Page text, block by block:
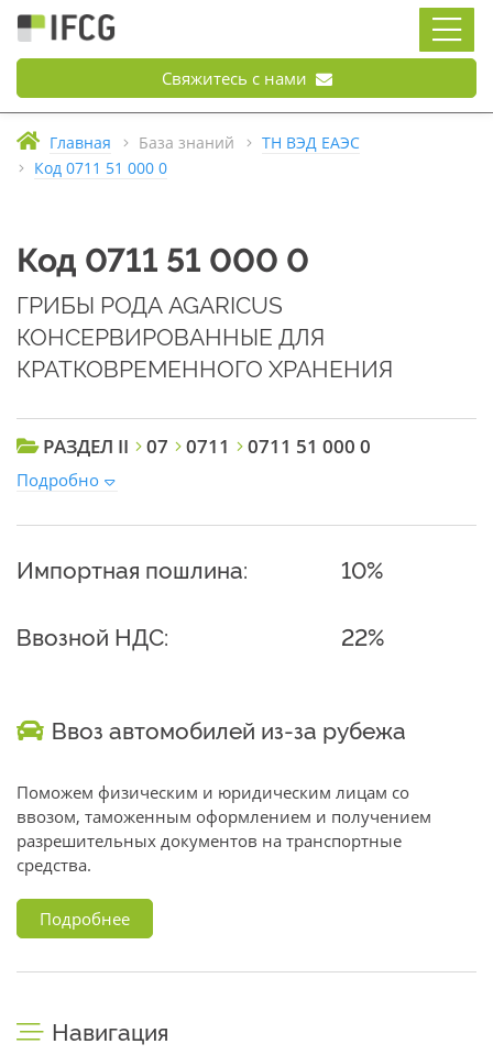
Свяжитесь с нами
Главная База знаний
ТН ВЭД ЕАЭС
Код 0711 51 000 0
Код 0711 51 000 0
ГРИБЫ РОДА AGARICUS
КОНСЕРВИРОВАННЫЕ ДЛЯ
КРАТКОВРЕМЕННОГО ХРАНЕНИЯ
РАЗДЕЛ II 07 0711 0711 51 000 0
Подробно
Импортная пошлина: 10%
Ввозной НДС: 22%
Ввоз автомобилей из-за рубежа
Поможем физическим и юридическим лицам со
ввозом, таможенным оформлением и получением
разрешительных документов на транспортные
средства.
Подробнее
Навигация